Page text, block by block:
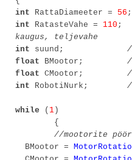
int RattaDiameeter = 56 ;
int RatasteVahe = 110 ;
kaugus, teljevahe
int suund;
float BMootor;
float CMootor;
int RobotiNurk;
while ( 1 )
{
//mootorite
BMootor =